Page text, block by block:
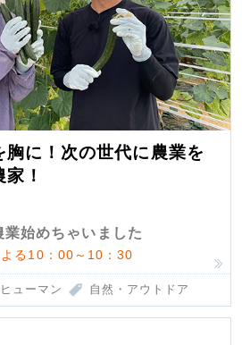
胸に！次の世代に農業を
！
始めちゃいました
る10：00～10：30
ヒューマン 自然・アウトドア